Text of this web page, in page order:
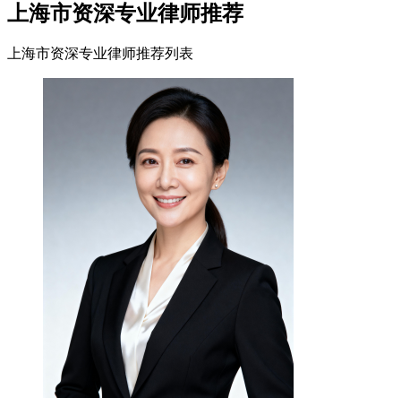
上海市资深专业律师推荐
上海市资深专业律师推荐列表